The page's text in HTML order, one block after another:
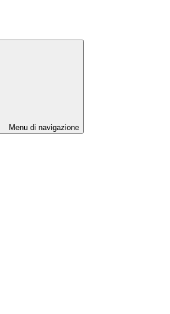
Menu di navigazione